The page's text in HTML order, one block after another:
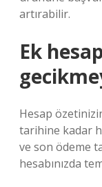
artırabilir.
Ek
Hesap
tarihine kadar
ve son ödeme
hesabınızda